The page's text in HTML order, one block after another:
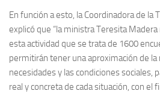
En función a esto, la Coordinadora de la
explicó que “la ministra Teresita
esta actividad que se trata de 1600
permitirán tener una aproximación de la
necesidades y las condiciones sociales,
real y concreta de cada situación, con el